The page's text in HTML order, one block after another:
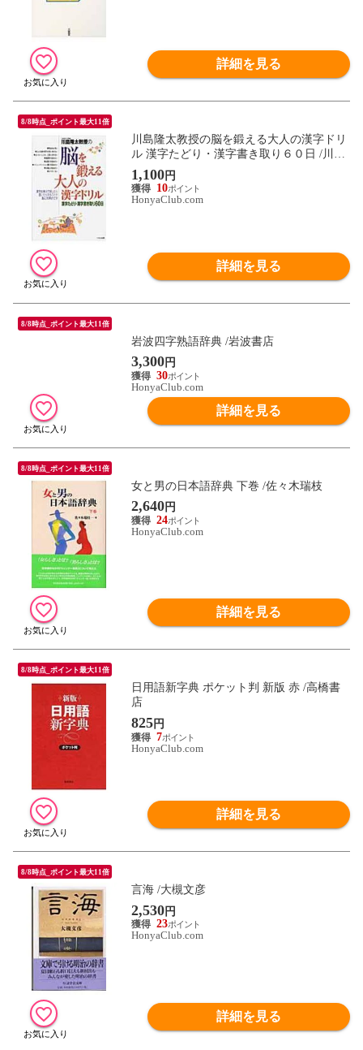
詳細を見る
8/8時点_ポイント最大11倍
川島隆太教授の脳を鍛える大人の漢字ドリ
ル 漢字たどり・漢字書き取り６０日 /川島
隆太
1,100円
10
HonyaClub.com
詳細を見る
8/8時点_ポイント最大11倍
岩波四字熟語辞典 /岩波書店
3,300円
30
HonyaClub.com
詳細を見る
8/8時点_ポイント最大11倍
女と男の日本語辞典 下巻 /佐々木瑞枝
2,640円
24
HonyaClub.com
詳細を見る
8/8時点_ポイント最大11倍
日用語新字典 ポケット判 新版 赤 /高橋書
店
825円
7
HonyaClub.com
詳細を見る
8/8時点_ポイント最大11倍
言海 /大槻文彦
2,530円
23
HonyaClub.com
詳細を見る